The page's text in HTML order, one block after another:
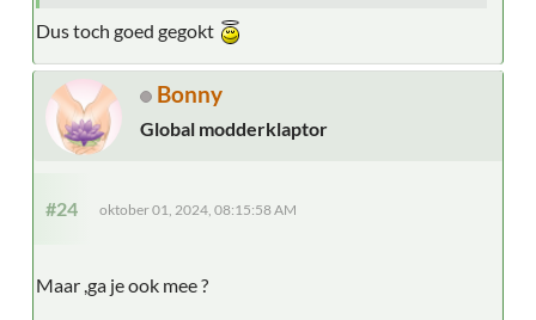
Dus toch goed gegokt
Bonny
Global modderklaptor
#24 oktober 01, 2024, 08:15:58 AM
Maar ,ga je ook mee ?